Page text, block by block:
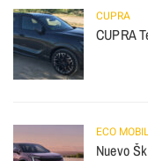
CUPRA
CUPRA
ECO
Nuevo